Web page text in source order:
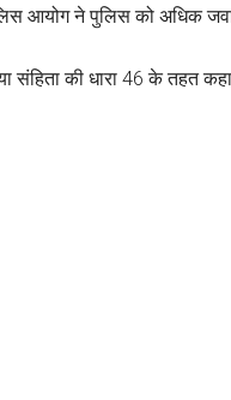
आयोग ने पुलिस को अधिक
संहिता की धारा 46 के तहत